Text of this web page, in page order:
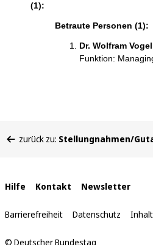
(1):
Betraute Personen (1):
Dr. Wolfram Vogel
Funktion:
befinden
zurück zu: Stellungnahmen/
Interne
Links
Hilfe Kontakt Newsletter
Barrierefreiheit Datenschutz
© Deutscher Bundestag